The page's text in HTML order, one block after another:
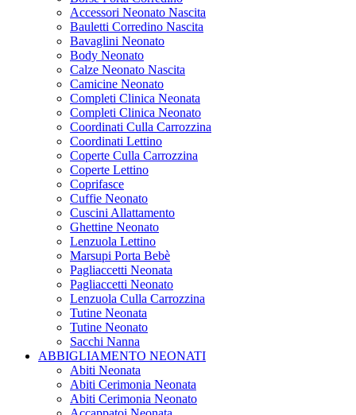
Accessori Neonato Nascita
Bauletti Corredino Nascita
Bavaglini Neonato
Body Neonato
Calze Neonato Nascita
Camicine Neonato
Completi Clinica Neonata
Completi Clinica Neonato
Coordinati Culla Carrozzina
Coordinati Lettino
Coperte Culla Carrozzina
Coperte Lettino
Coprifasce
Cuffie Neonato
Cuscini Allattamento
Ghettine Neonato
Lenzuola Lettino
Marsupi Porta Bebè
Pagliaccetti Neonata
Pagliaccetti Neonato
Lenzuola Culla Carrozzina
Tutine Neonata
Tutine Neonato
Sacchi Nanna
ABBIGLIAMENTO NEONATI
Abiti Neonata
Abiti Cerimonia Neonata
Abiti Cerimonia Neonato